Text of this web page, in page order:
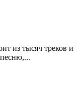
из тысяч треков и